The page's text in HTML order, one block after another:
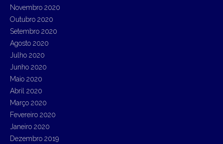
Novembro 2020
Outubro 2020
Setembro 2020
Agosto 2020
Julho 2020
Junho 2020
Maio 2020
Abril 2020
Março 2020
Fevereiro 2020
Janeiro 2020
Dezembro 2019